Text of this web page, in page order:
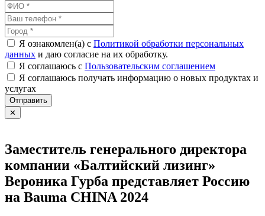
Я ознакомлен(а) с Политикой обработки персональных
данных и даю согласие на их обработку.
Я соглашаюсь c Пользовательским соглашением
Я соглашаюсь получать информацию о новых продуктах и
услугах
Отправить
✕
Заместитель генерального директора
компании «Балтийский лизинг»
Вероника Гурба представляет Россию
на Bauma CHINA 2024